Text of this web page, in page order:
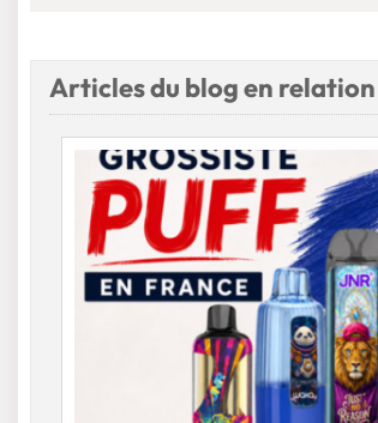
Articles du blog en relation